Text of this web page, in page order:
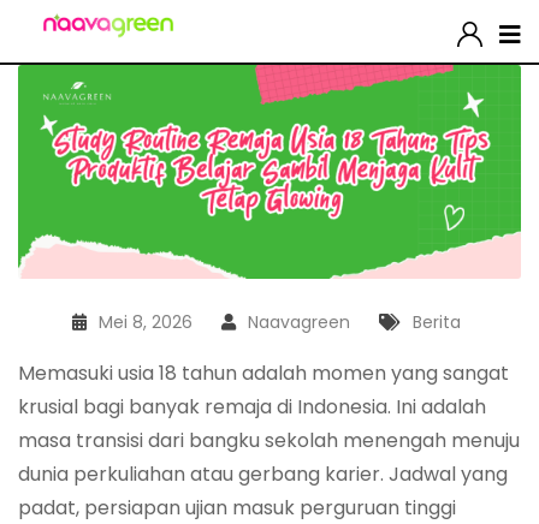
Mei 8, 2026 Naavagreen Berita
Memasuki usia 18 tahun adalah momen yang sangat
krusial bagi banyak remaja di Indonesia. Ini adalah
masa transisi dari bangku sekolah menengah menuju
dunia perkuliahan atau gerbang karier. Jadwal yang
padat, persiapan ujian masuk perguruan tinggi